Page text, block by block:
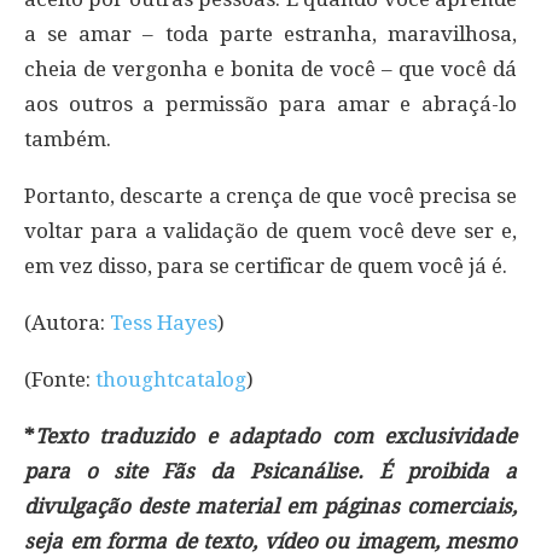
a se amar – toda parte estranha, maravilhosa,
cheia de vergonha e bonita de você – que você dá
aos outros a permissão para amar e abraçá-lo
também.
Portanto, descarte a crença de que você precisa se
voltar para a validação de quem você deve ser e,
em vez disso, para se certificar de quem você já é.
(Autora: Tess Hayes)
(Fonte: thoughtcatalog)
*Texto traduzido e adaptado com exclusividade
para o site Fãs da Psicanálise. É proibida a
divulgação deste material em páginas comerciais,
seja em forma de texto, vídeo ou imagem, mesmo